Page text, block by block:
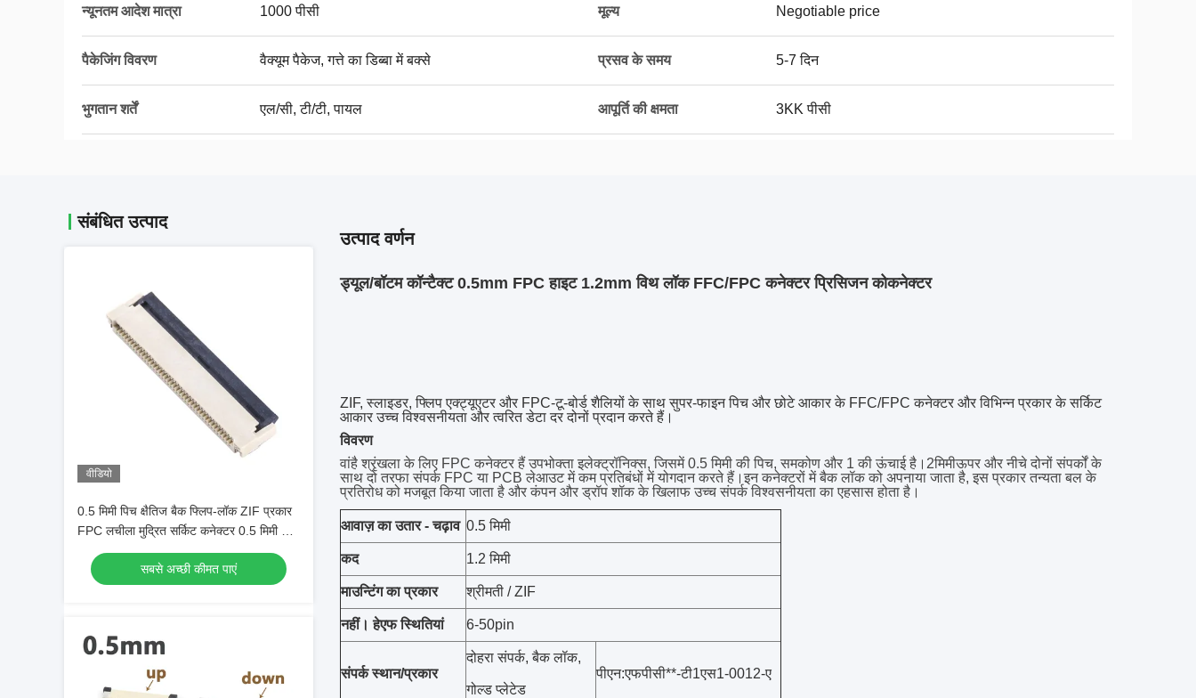
न्यूनतम आदेश मात्रा 1000 पीसी मूल्य Negotiable price
पैकेजिंग विवरण वैक्यूम पैकेज, गत्ते का डिब्बा में बक्से प्रसव के समय 5-7 दिन
भुगतान शर्तें एल/सी, टी/टी, पायल आपूर्ति की क्षमता 3KK पीसी
संबंधित उत्पाद
वीडियो
0.5 मिमी पिच क्षैतिज बैक फ्लिप-लॉक ZIF प्रकार
FPC लचीला मुद्रित सर्किट कनेक्टर 0.5 मिमी 4-
60 पिन
सबसे अच्छी कीमत पाएं
उत्पाद वर्णन
ड्यूल/बॉटम कॉन्टैक्ट 0.5mm FPC हाइट 1.2mm विथ लॉक FFC/FPC कनेक्टर प्रिसिजन कोकनेक्टर
ZIF, स्लाइडर, फ्लिप एक्ट्यूएटर और FPC-टू-बोर्ड शैलियों के साथ सुपर-फाइन पिच और छोटे आकार के FFC/FPC कनेक्टर और विभिन्न प्रकार के सर्किट
आकार उच्च विश्वसनीयता और त्वरित डेटा दर दोनों प्रदान करते हैं।
विवरण
वांहैश्रृंखला के लिए FPC कनेक्टर हैंउपभोक्ता इलेक्ट्रॉनिक्स, जिसमें 0.5 मिमी की पिच, समकोण और 1 की ऊंचाई है। 2मिमीऊपर और नीचे दोनों संपर्कों के
साथ दो तरफा संपर्क FPC या PCB लेआउट में कम प्रतिबंधों में योगदान करते हैं।इन कनेक्टरों में बैक लॉक को अपनाया जाता है, इस प्रकार तन्यता बल के
प्रतिरोध को मजबूत किया जाता है और कंपन और ड्रॉप शॉक के खिलाफ उच्च संपर्क विश्वसनीयता का एहसास होता है।
आवाज़ का उतार - चढ़ाव 0.5 मिमी
कद 1.2 मिमी
माउन्टिंग का प्रकार श्रीमती / ZIF
नहीं।हेएफस्थितियां 6-50pin
संपर्क स्थान/प्रकार
दोहरा संपर्क, बैक लॉक,
गोल्ड प्लेटेड
पीएन:एफपीसी**-टी1एस1-0012-ए